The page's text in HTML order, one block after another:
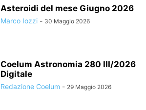
Asteroidi del mese Giugno 2026
Marco Iozzi - 30 Maggio 2026
Coelum Astronomia 280 III/2026
Digitale
Redazione Coelum - 29 Maggio 2026